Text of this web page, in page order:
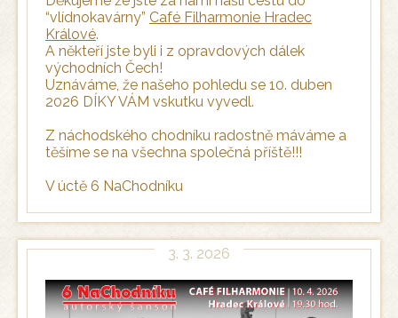
“vlídnokavárny” Café Filharmonie Hradec
Králové.
A někteří jste byli i z opravdových dálek
východních Čech!
Uznáváme, že našeho pohledu se 10. duben
2026 DÍKY VÁM vskutku vyvedl.
Z náchodského chodníku radostně máváme a
těšíme se na všechna společná příště!!!
V úctě 6 NaChodníku
3. 3. 2026